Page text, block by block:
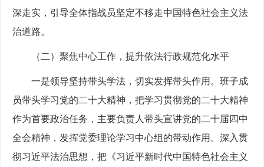
深走实，引导全体指战员坚定不移走中国特色社会主义法
治道路。
（二）聚焦中心工作，提升依法行政规范化水平
一是领导坚持带头学法，切实发挥带头作用。班子成
员带头学习党的二十大精神，把学习贯彻党的二十大精神
作为首要政治任务，主要负责人带头宣讲党的二十届四中
全会精神，发挥党委理论学习中心组的带动作用。深入贯
彻习近平法治思想，把《习近平新时代中国特色社会主义